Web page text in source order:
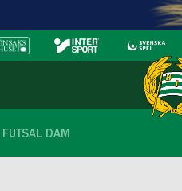
FUTSAL DAM